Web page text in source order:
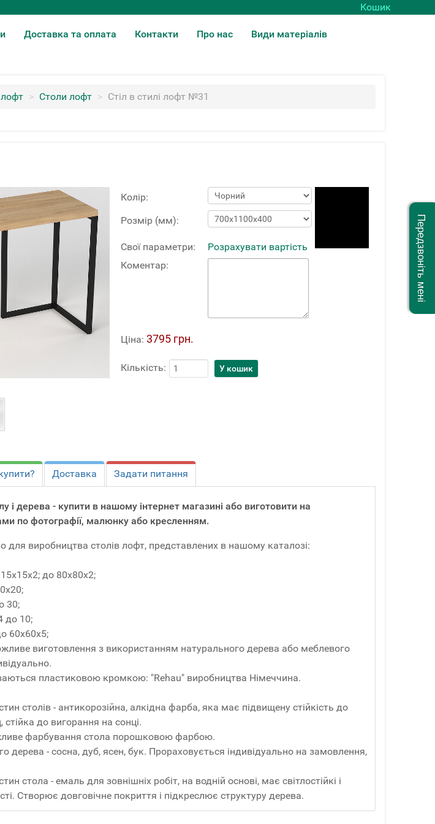
Кошик
Доставка та оплата Контакти Про нас Види матеріалів
лофт > Столи лофт > Стіл в стилі лофт №31
Колір:
Розмір (мм):
Свої параметри:
Розрахувати вартість
Коментар:
Ціна: 3795 грн.
Кількість:
Доставка Задати питання
і дерева - купити в нашому інтернет магазині або виготовити на
по фотографії, малюнку або кресленням.
для виробництва столів лофт, представлених в нашому каталозі:
до 80x80x2;
30;
до 10;
60x60x5;
виготовлення з використанням натурального дерева або меблевого
пластиковою кромкою: "Rehau" виробництва Німеччина.
столів - антикорозійна, алкідна фарба, яка має підвищену стійкість до
до вигорання на сонці.
фарбування стола порошковою фарбою.
дерева - сосна, дуб, ясен, бук. Прораховується індивідуально на замовлення,
стола - емаль для зовнішніх робіт, на водній основі, має світлостійкі і
Створює довговічне покриття і підкреслює структуру дерева.
Передзвоніть мені